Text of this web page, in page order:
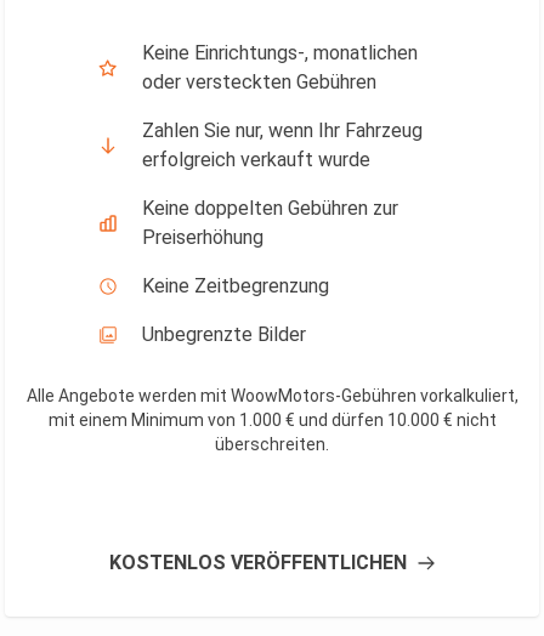
Keine Einrichtungs-, monatlichen
oder versteckten Gebühren
Zahlen Sie nur, wenn Ihr Fahrzeug
erfolgreich verkauft wurde
Keine doppelten Gebühren zur
Preiserhöhung
Keine Zeitbegrenzung
Unbegrenzte Bilder
Alle Angebote werden mit WoowMotors-Gebühren vorkalkuliert,
mit einem Minimum von 1.000 € und dürfen 10.000 € nicht
überschreiten
KOSTENLOS VERÖFFENTLICHEN